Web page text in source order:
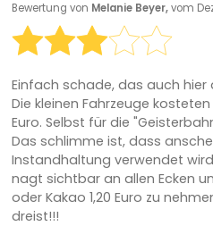
Bewertung von Melanie Beyer,vom
Einfach schade, das auch hier
Die kleinen Fahrzeuge
Euro. Selbst für die
Das schlimme ist, dass
Instandhaltung verwendet
nagt sichtbar an allen Ecken
oder Kakao 1,20 Euro zu
dreist!!!